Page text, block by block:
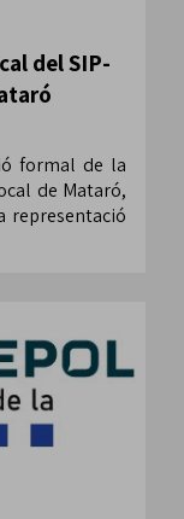
del SIP-
formal de la
de Mataró,